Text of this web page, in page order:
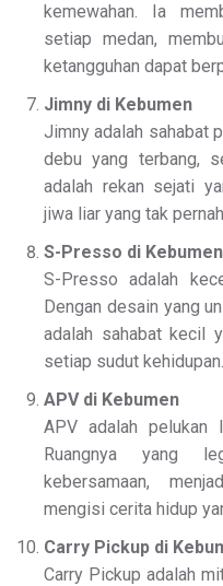
kemewahan. Ia
setiap medan,
ketangguhan dapat
Jimny di Kebumen
Jimny adalah sahabat
debu yang terbang,
adalah rekan sejati
jiwa liar yang tak
S-Presso di Kebumen
S-Presso adalah
Dengan desain yang
adalah sahabat kecil
setiap sudut kehidupan.
APV di Kebumen
APV adalah pelukan
Ruangnya yang
kebersamaan,
mengisi cerita hidup
Carry Pickup di
Carry Pickup adalah